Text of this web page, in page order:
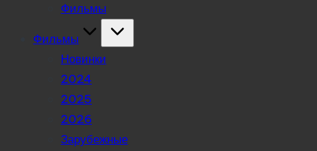
Фильмы
Фильмы
Новинки
2024
2025
2026
Зарубежные